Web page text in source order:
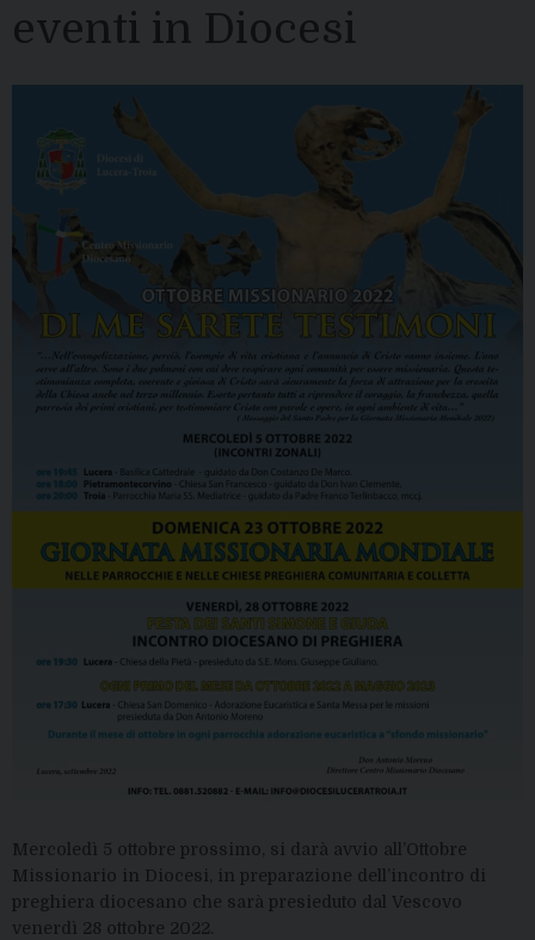
eventi in Diocesi
Mercoledì 5 ottobre prossimo, si darà avvio all’Ottobre
Missionario in Diocesi, in preparazione dell’incontro di
preghiera diocesano che sarà presieduto dal Vescovo
venerdì 28 ottobre 2022.